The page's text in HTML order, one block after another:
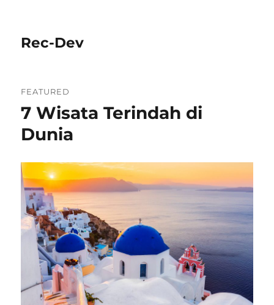
Rec-Dev
FEATURED
7 Wisata Terindah di
Dunia